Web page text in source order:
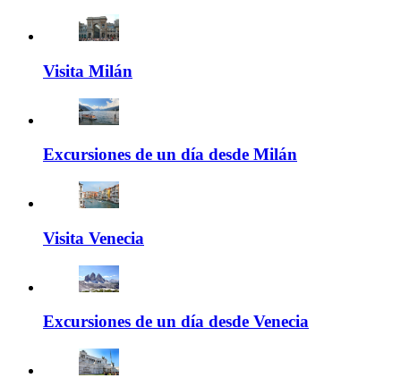
Visita Milán
Excursiones de un día desde Milán
Visita Venecia
Excursiones de un día desde Venecia